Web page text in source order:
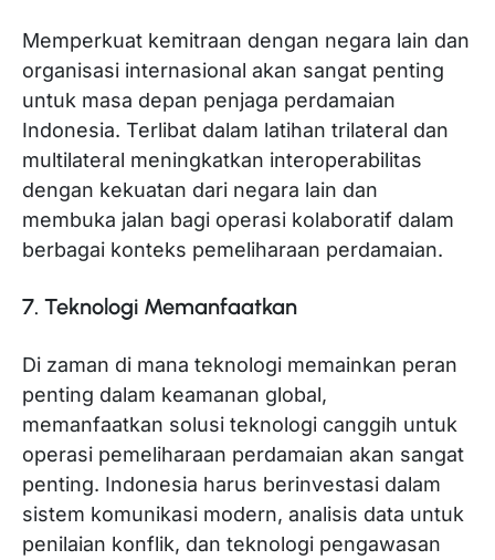
Memperkuat kemitraan dengan negara lain dan
organisasi internasional akan sangat penting
untuk masa depan penjaga perdamaian
Indonesia. Terlibat dalam latihan trilateral dan
multilateral meningkatkan interoperabilitas
dengan kekuatan dari negara lain dan
membuka jalan bagi operasi kolaboratif dalam
berbagai konteks pemeliharaan perdamaian.
7. Teknologi Memanfaatkan
Di zaman di mana teknologi memainkan peran
penting dalam keamanan global,
memanfaatkan solusi teknologi canggih untuk
operasi pemeliharaan perdamaian akan sangat
penting. Indonesia harus berinvestasi dalam
sistem komunikasi modern, analisis data untuk
penilaian konflik, dan teknologi pengawasan